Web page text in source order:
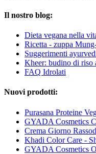
Il nostro blog:
Dieta vegana nella
Ricetta - zuppa
Suggerimenti
Kheer: budino di riso
FAQ Idrolati
Nuovi prodotti:
Purasana Proteine
GYADA Cosmetics
Crema Giorno
Khadi Color Care -
GYADA Cosmetics